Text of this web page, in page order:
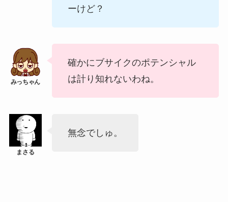
ーけど？
確かにブサイクのポテンシャル
は計り知れないわね。
無念でしゅ。